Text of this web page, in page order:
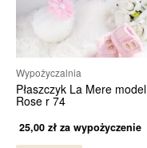
Wypożyczalnia
Płaszczyk La Mere model
Rose r 74
25,00 zł za wypożyczenie